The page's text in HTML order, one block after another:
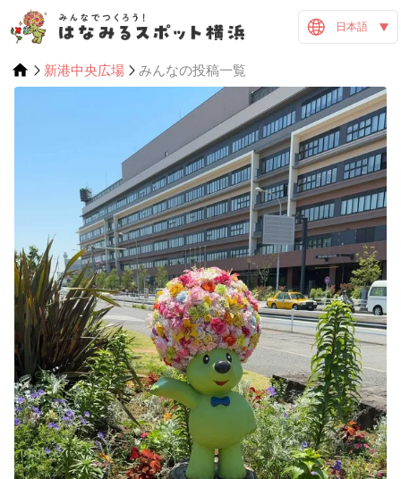
日本語
新港中央広場 みんなの投稿一覧